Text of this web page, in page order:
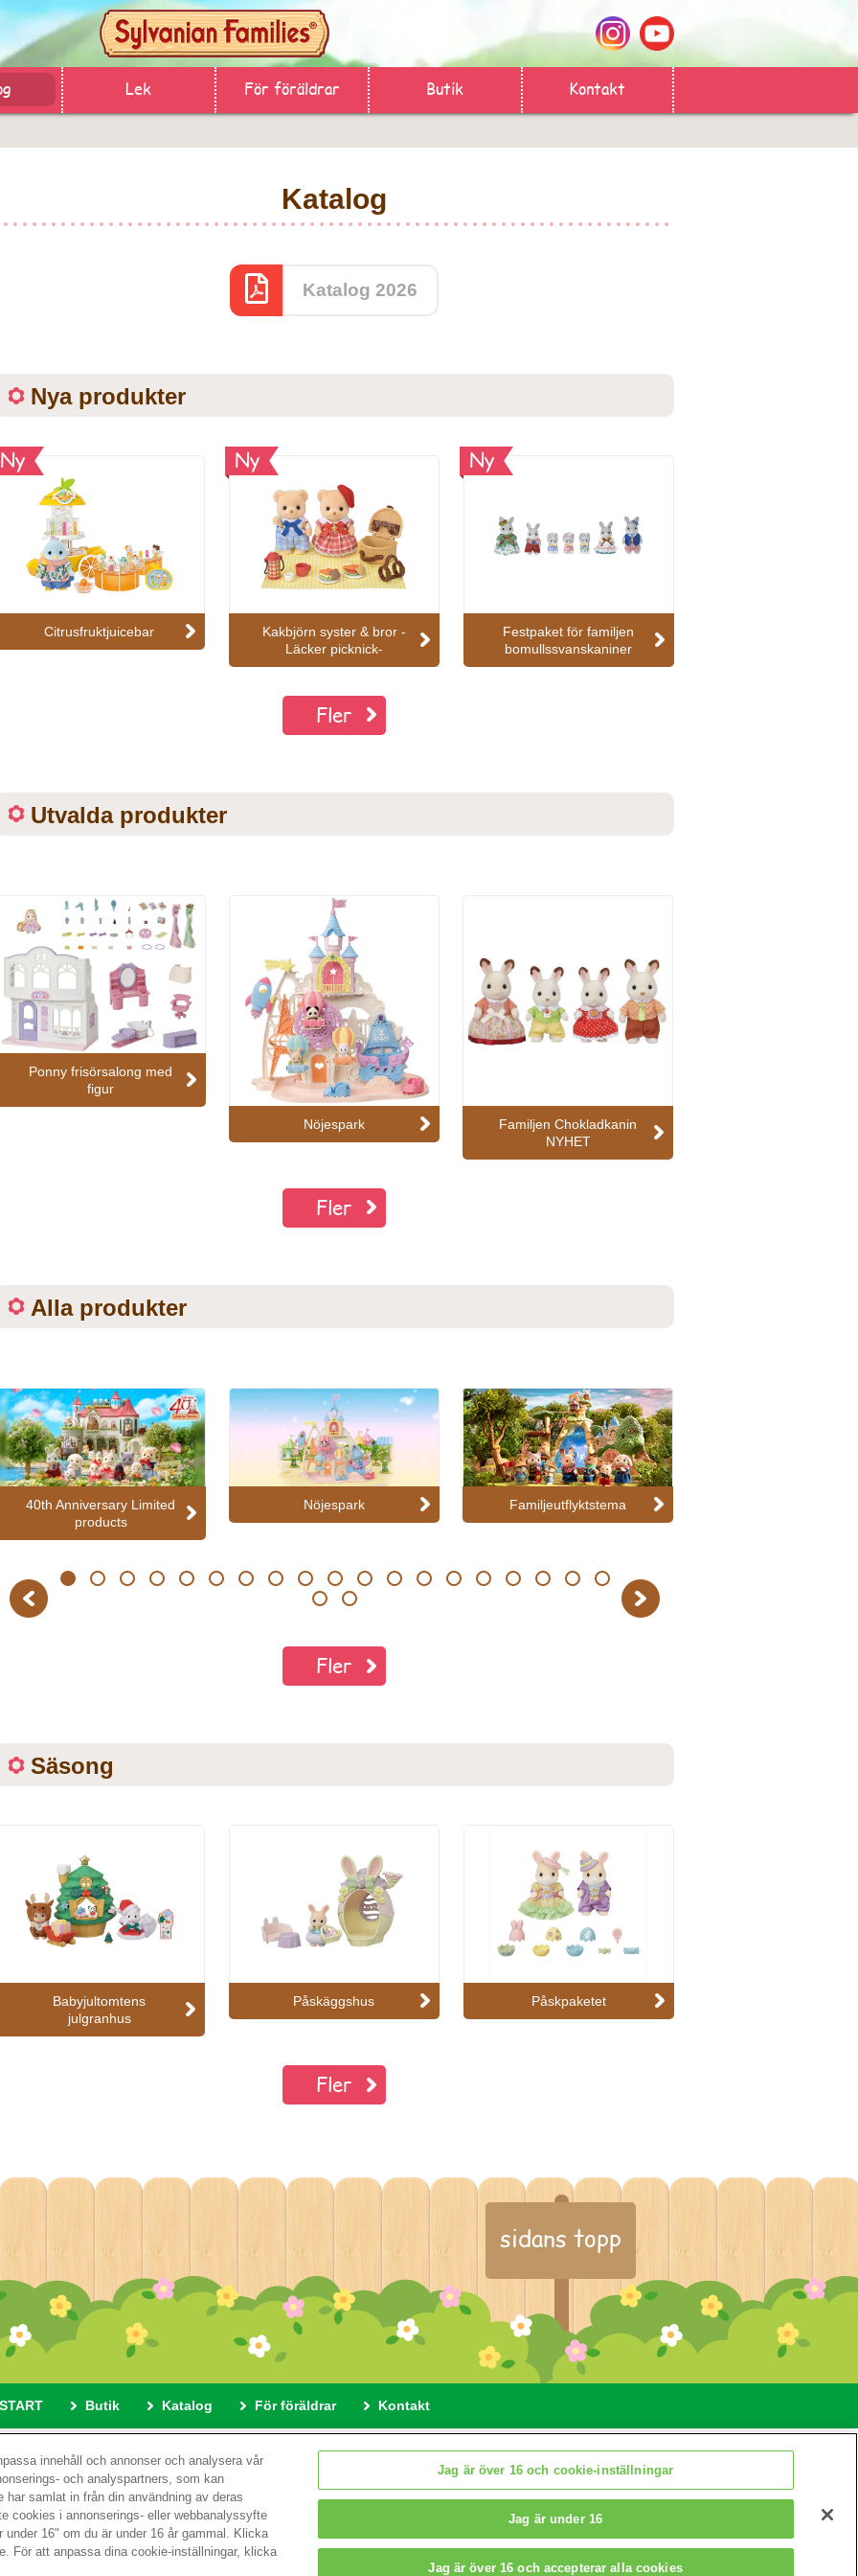
Lek För föräldrar Butik Kontakt
Katalog
Katalog 2026
Nya produkter
Ny
Citrusfruktjuicebar
Ny
Kakbjörn syster & bror -
Läcker picknick-
Ny
Festpaket för familjen
bomullssvanskaniner
Fler
Utvalda produkter
Ponny frisörsalong med
figur
Nöjespark
Familjen Chokladkanin
NYHET
Fler
Alla produkter
Previous
40th Anniversary Limited
products
Nöjespark Familjeutflyktstema
Next
Fler
Säsong
Babyjultomtens
julgranhus
Påskäggshus Påskpaketet
Fler
sidans topp
START Butik Katalog För föräldrar Kontakt
här webbplatsen Sekretesspolicy Cookies Cookie-inställningar
© EPOCH
Change Region
innehåll och annonser och analysera vår
och analyspartners, som kan
samlat in från din användning av deras
cookies i annonserings- eller webbanalyssyfte
16" om du är under 16 år gammal. Klicka
För att anpassa dina cookie-inställningar, klicka
Jag är över 16 och cookie-inställningar
Jag är under 16
Jag är över 16 och accepterar alla cookies